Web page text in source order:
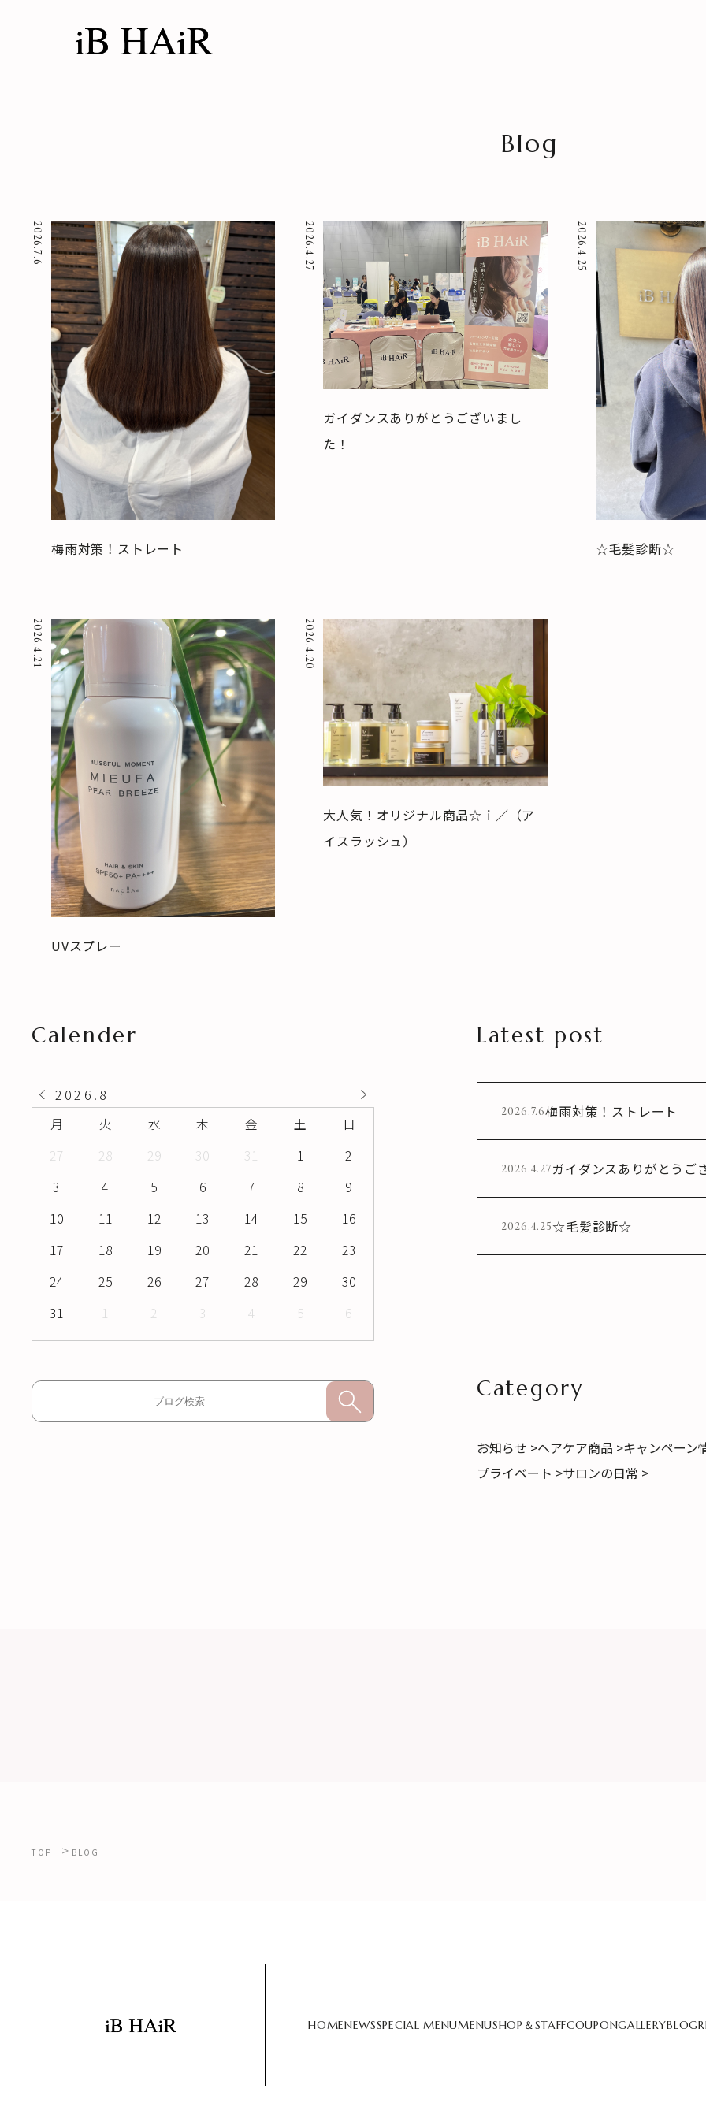
SPECIAL MENU MENU
SHOP＆STAFF COUPON
GALLERY BLOG
Blog
2026.7.6
梅雨対策！ストレート
2026.4.27
ガイダンスありがとうございまし
た！
2026.4.25
☆毛髪診断☆
2026.4.21
UVスプレー
2026.4.20
大人気！オリジナル商品☆ｉ／（ア
イスラッシュ）
Calender
2026 . 8
月
火 水 木 金 土
日
27
28 29 30 31 1
2
3
4 5 6 7 8
9
10
11 12 13 14 15
16
17
18 19 20 21 22
23
24
25 26 27 28 29
30
31
1 2 3 4 5 6
Latest post
2026.7.6梅雨対策！ストレート
2026.4.27ガイダンスありがとうご
2026.4.25☆毛髪診断☆
Category
お知らせ >ヘアケア商品 >キャンペーン
プライベート >サロンの日常 >
TOP > BLOG
HOMENEWSSPECIAL MENUMENUSHOP＆STAFFCOUPONGALLERYBLOG